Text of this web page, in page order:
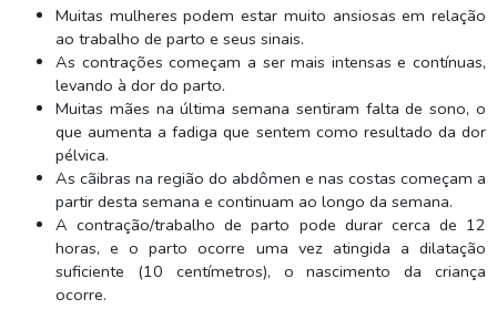
Muitas mulheres podem estar muito ansiosas em relação
ao trabalho de parto e seus sinais.
As contrações começam a ser mais intensas e contínuas,
levando à dor do parto.
Muitas mães na última semana sentiram falta de sono, o
que aumenta a fadiga que sentem como resultado da dor
pélvica.
As cãibras na região do abdômen e nas costas começam a
partir desta semana e continuam ao longo da semana.
A contração/trabalho de parto pode durar cerca de 12
horas, e o parto ocorre uma vez atingida a dilatação
suficiente (10 centímetros), o nascimento da criança
ocorre.